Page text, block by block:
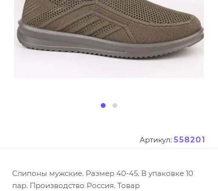
Артикул: 558201
Слипоны мужские. Размер 40-45. В упаковке 10
пар. Производство Россия. Товар